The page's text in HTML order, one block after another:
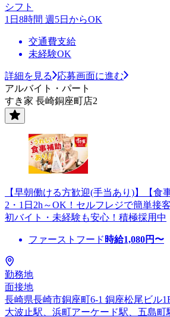
シフト
1日8時間 週5日からOK
交通費支給
未経験OK
詳細を見る
応募画面に進む
アルバイト・パート
すき家 長崎銅座町店2
【早朝働ける方歓迎(手当あり)】【食
2・1日2h～OK！セルフレジで簡単接
初バイト・未経験も安心！積極採用中
ファーストフード 時給1,080円〜
勤務地
面接地
長崎県長崎市銅座町6-1 銅座松尾ビル
大波止駅、浜町アーケード駅、五島